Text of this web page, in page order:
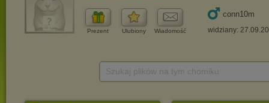
Prezent Ulubiony Wiadomość
conn10m
widziany: